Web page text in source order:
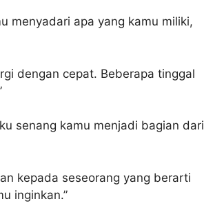
menyadari apa yang kamu miliki,
dengan cepat. Beberapa tinggal
senang kamu menjadi bagian dari
kepada seseorang yang berarti
inginkan.”